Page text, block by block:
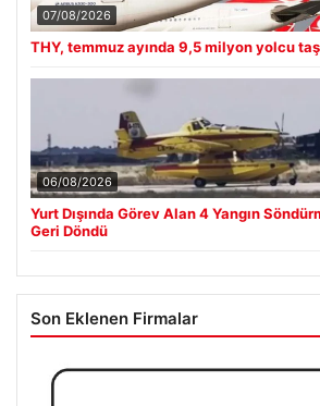
07/08/2026
THY, temmuz ayında 9,5 milyon yolcu
06/08/2026
Yurt Dışında Görev Alan 4 Yangın
Geri Döndü
Son Eklenen Firmalar